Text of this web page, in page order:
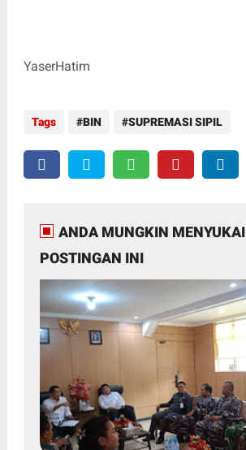
YaserHatim
Tags BIN SUPREMASI SIPIL
ANDA MUNGKIN MENYUKAI
POSTINGAN INI